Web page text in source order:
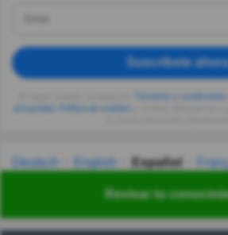
Revisar tu
Suscríbete
Deutsch English Español
Українська हिन्दी 한국